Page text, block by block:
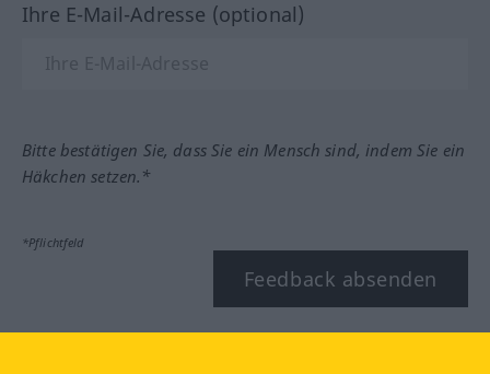
Ihre E-Mail-Adresse (optional)
Bitte bestätigen Sie, dass Sie ein Mensch sind, indem Sie ein
Häkchen setzen.*
*Pflichtfeld
Feedback absenden